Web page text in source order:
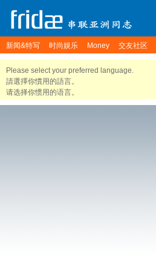
新闻&特写 时尚娱乐 Money 交友社区
Please select your preferred language.
請選擇你慣用的語言。
请选择你惯用的语言。